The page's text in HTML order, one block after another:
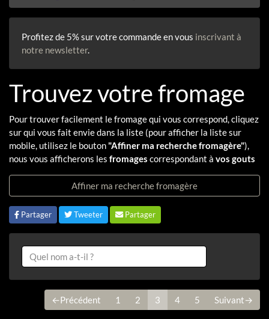
Profitez de 5% sur votre commande en vous inscrivant à
notre newsletter.
Trouvez votre fromage
Pour trouver facilement le fromage qui vous correspond, cliquez
sur qui vous fait envie dans la liste (pour afficher la liste sur
mobile, utilisez le bouton "Affiner ma recherche fromagère"),
nous vous afficherons les fromages correspondant à vos gouts
Affiner ma recherche fromagère
Partager Tweeter Partager
←Précédent 1 2 3 4 5 Suivant→